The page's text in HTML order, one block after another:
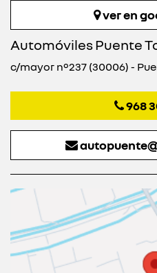
ver en
Automóviles Puente
c/mayor nº237 (30006) -
968